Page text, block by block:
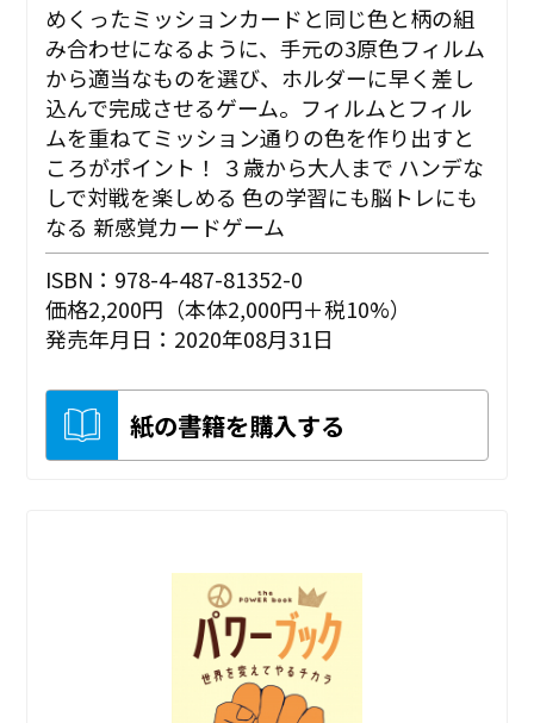
めくったミッションカードと同じ色と柄の組
み合わせになるように、手元の3原色フィルム
から適当なものを選び、ホルダーに早く差し
込んで完成させるゲーム。フィルムとフィル
ムを重ねてミッション通りの色を作り出すと
ころがポイント！ ３歳から大人まで ハンデな
しで対戦を楽しめる 色の学習にも脳トレにも
なる 新感覚カードゲーム
ISBN：978-4-487-81352-0
価格2,200円（本体2,000円＋税10%）
発売年月日：2020年08月31日
紙の書籍を購入する